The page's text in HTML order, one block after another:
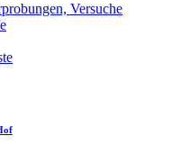
Versuche